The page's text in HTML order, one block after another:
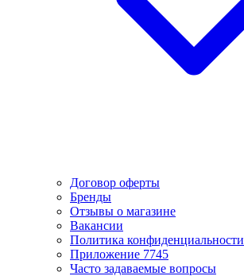
Договор оферты
Бренды
Отзывы о магазине
Вакансии
Политика конфиденциальности
Приложение 7745
Часто задаваемые вопросы